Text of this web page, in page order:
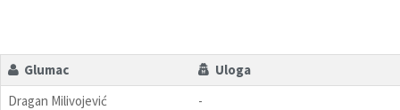
Glumac
Uloga
Dragan Milivojević
-